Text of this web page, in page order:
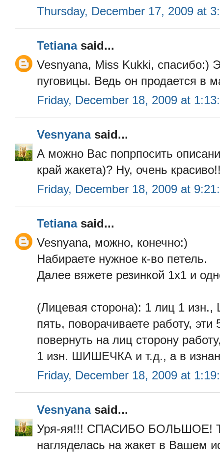
Thursday, December 17, 2009 at
Tetianasaid...
Vesnyana, Miss Kukki, спасибо:)
пуговицы. Ведь он продается в
Friday, December 18, 2009 at
Vesnyanasaid...
А можно Вас попрпосить
край жакета)? Ну, очень
Friday, December 18, 2009 at
Tetianasaid...
Vesnyana, можно, конечно:)
Набираете нужное к-во петель.
Далее вяжете резинкой 1х1 и
(Лицевая сторона): 1 лиц 1
пять, поворачиваете работу,
повернуть на лиц сторону
1 изн. ШИШЕЧКА и т.д., а в
Friday, December 18, 2009 at
Vesnyanasaid...
Уря-яя!!! СПАСИБО БОЛЬШОЕ!
нагляделась на жакет в Вашем